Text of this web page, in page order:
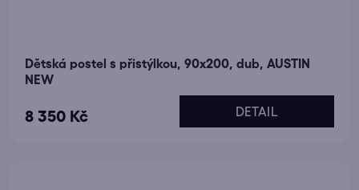
Dětská postel s přistýlkou, 90x200, dub, AUSTIN
NEW
8 350 Kč DETAIL